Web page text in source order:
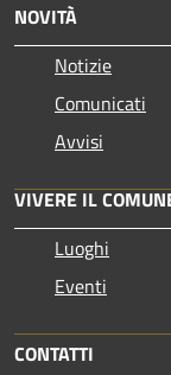
NOVITÀ
Notizie
Comunicati
Avvisi
VIVERE IL
Luoghi
Eventi
CONTATTI